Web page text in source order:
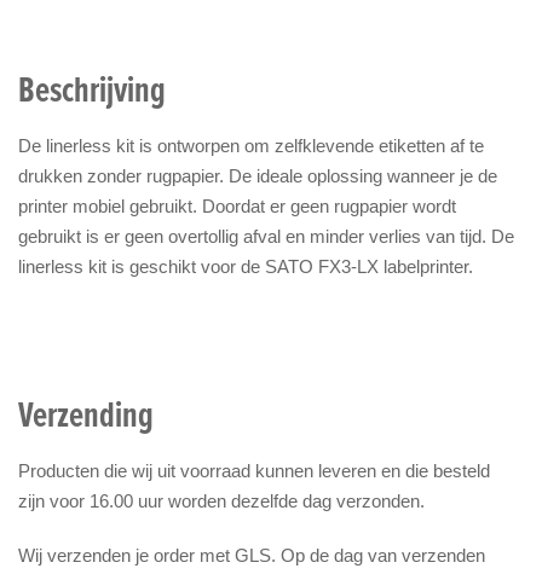
Beschrijving
De linerless kit is ontworpen om zelfklevende etiketten af te
drukken zonder rugpapier. De ideale oplossing wanneer je de
printer mobiel gebruikt. Doordat er geen rugpapier wordt
gebruikt is er geen overtollig afval en minder verlies van tijd. De
linerless kit is geschikt voor de SATO FX3-LX labelprinter.
Verzending
Producten die wij uit voorraad kunnen leveren en die besteld
zijn voor 16.00 uur worden dezelfde dag verzonden.
Wij verzenden je order met GLS. Op de dag van verzenden